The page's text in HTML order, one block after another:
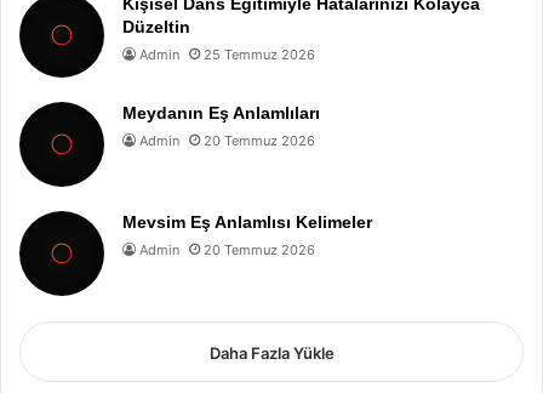
Düzeltin
Admin 25 Temmuz 2026
Meydanın Eş Anlamlıları
Admin 20 Temmuz 2026
Mevsim Eş Anlamlısı Kelimeler
Admin 20 Temmuz 2026
Daha Fazla Yükle